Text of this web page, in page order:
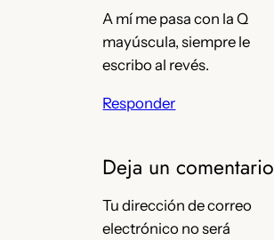
A mí me pasa con la Q
mayúscula, siempre le
escribo al revés.
Responder
Deja un comentario
Tu dirección de correo
electrónico no será